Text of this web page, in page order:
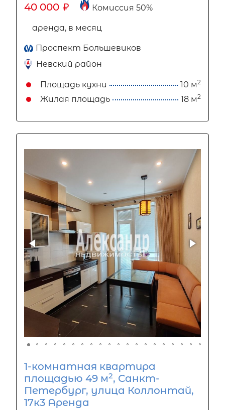
40 000 ₽ Комиссия 50%
аренда, в месяц
Проспект Большевиков
Невский район
Площадь кухни 10 м2
Жилая площадь 18 м2
1-комнатная квартира
площадью 49 м2, Санкт-
Петербург, улица Коллонтай,
17к3 Аренда